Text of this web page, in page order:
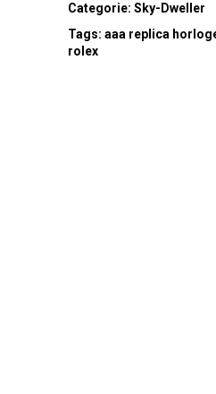
Categorie:Sky-Dweller
Tags:aaa replica
rolex